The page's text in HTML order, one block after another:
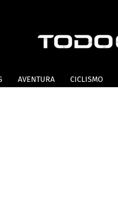
AVENTURA CICLISMO